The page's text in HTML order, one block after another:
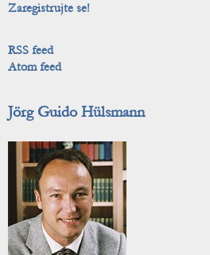
Zaregistrujte se!
RSS feed
Atom feed
Jörg Guido Hülsmann